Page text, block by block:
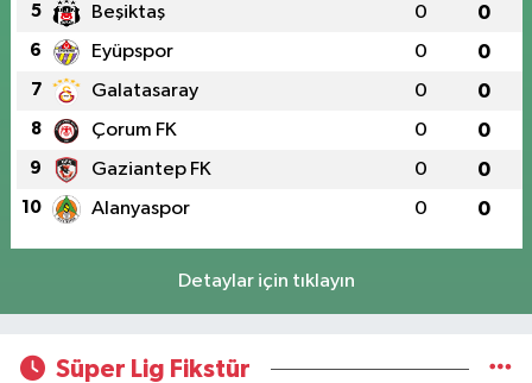
5 Beşiktaş 0 0
6 Eyüpspor 0 0
7 Galatasaray 0 0
8 Çorum FK 0 0
9 Gaziantep FK 0 0
10 Alanyaspor 0 0
Detaylar için tıklayın
Süper Lig Fikstür